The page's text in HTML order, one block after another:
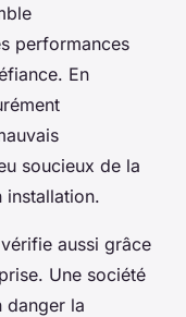
performances
En
soucieux de la
installation.
aussi grâce
Une société
danger la